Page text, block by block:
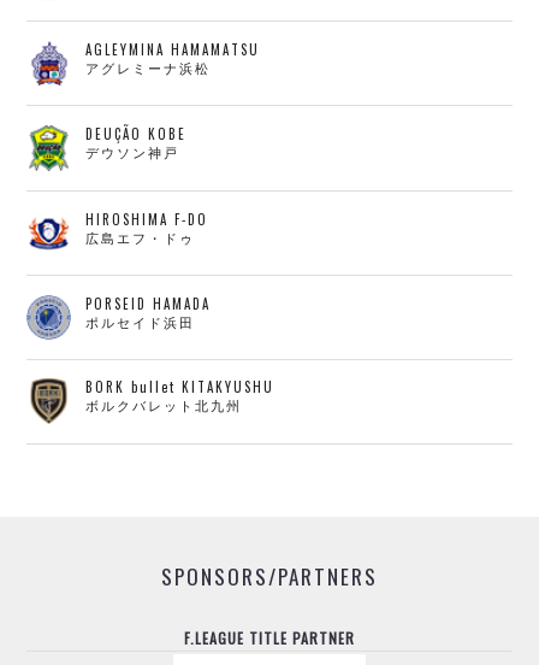
AGLEYMINA HAMAMATSU
アグレミーナ浜松
DEUÇÃO KOBE
デウソン神戸
HIROSHIMA F-DO
広島エフ・ドゥ
PORSEID HAMADA
ポルセイド浜田
BORK bullet KITAKYUSHU
ボルクバレット北九州
SPONSORS/PARTNERS
F.LEAGUE TITLE PARTNER